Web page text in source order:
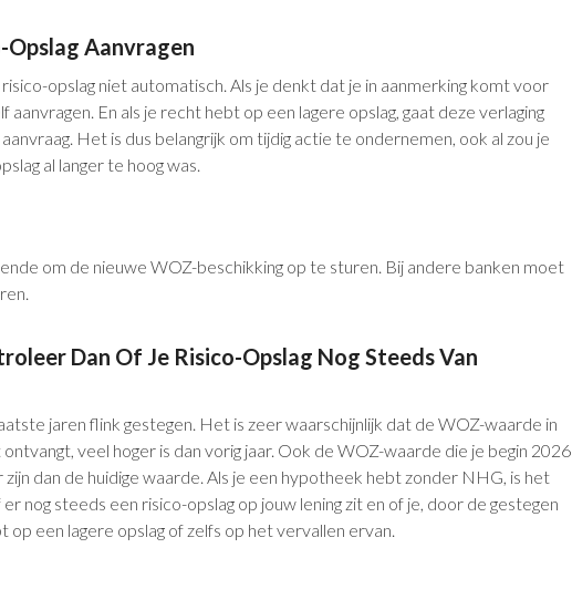
Opslag Aanvragen
opslag niet automatisch. Als je denkt dat je in aanmerking komt voor
aanvragen. En als je recht hebt op een lagere opslag, gaat deze verlaging
Het is dus belangrijk om tijdig actie te ondernemen, ook al zou je
al langer te hoog was.
om de nieuwe WOZ-beschikking op te sturen. Bij andere banken moet
Dan Of Je Risico-Opslag Nog Steeds Van
jaren flink gestegen. Het is zeer waarschijnlijk dat de WOZ-waarde in
veel hoger is dan vorig jaar. Ook de WOZ-waarde die je begin 2026
zijn dan de huidige waarde. Als je een hypotheek hebt zonder NHG, is het
nog steeds een risico-opslag op jouw lening zit en of je, door de gestegen
een lagere opslag of zelfs op het vervallen ervan.